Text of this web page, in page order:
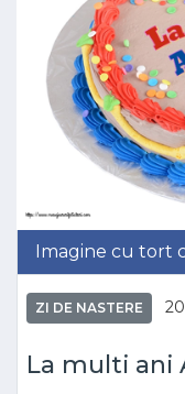
Imagine cu tort
ZI DE NASTERE
La multi ani